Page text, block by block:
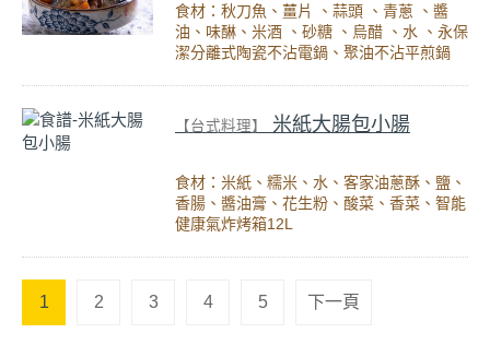
食材：秋刀魚、薑片 、蒜頭 、青蔥 、醬
油、味醂、米酒 、砂糖 、烏醋 、水 、永保
潔分離式陶瓷不沾電鍋、聚油不沾平煎鍋
【台式料理】 米紙大腸包小腸
食材：米紙、糯米、水、客家油蔥酥、鹽、
香腸、醬油膏、花生粉、酸菜、香菜、智能
健康氣炸烤箱12L
1 2 3 4 5 下一頁